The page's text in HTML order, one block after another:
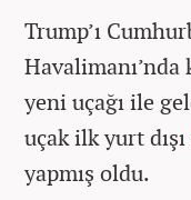
Trump’ı
Havalimanı’nda
yeni uçağı ile
uçak ilk yurt dışı
yapmış oldu.